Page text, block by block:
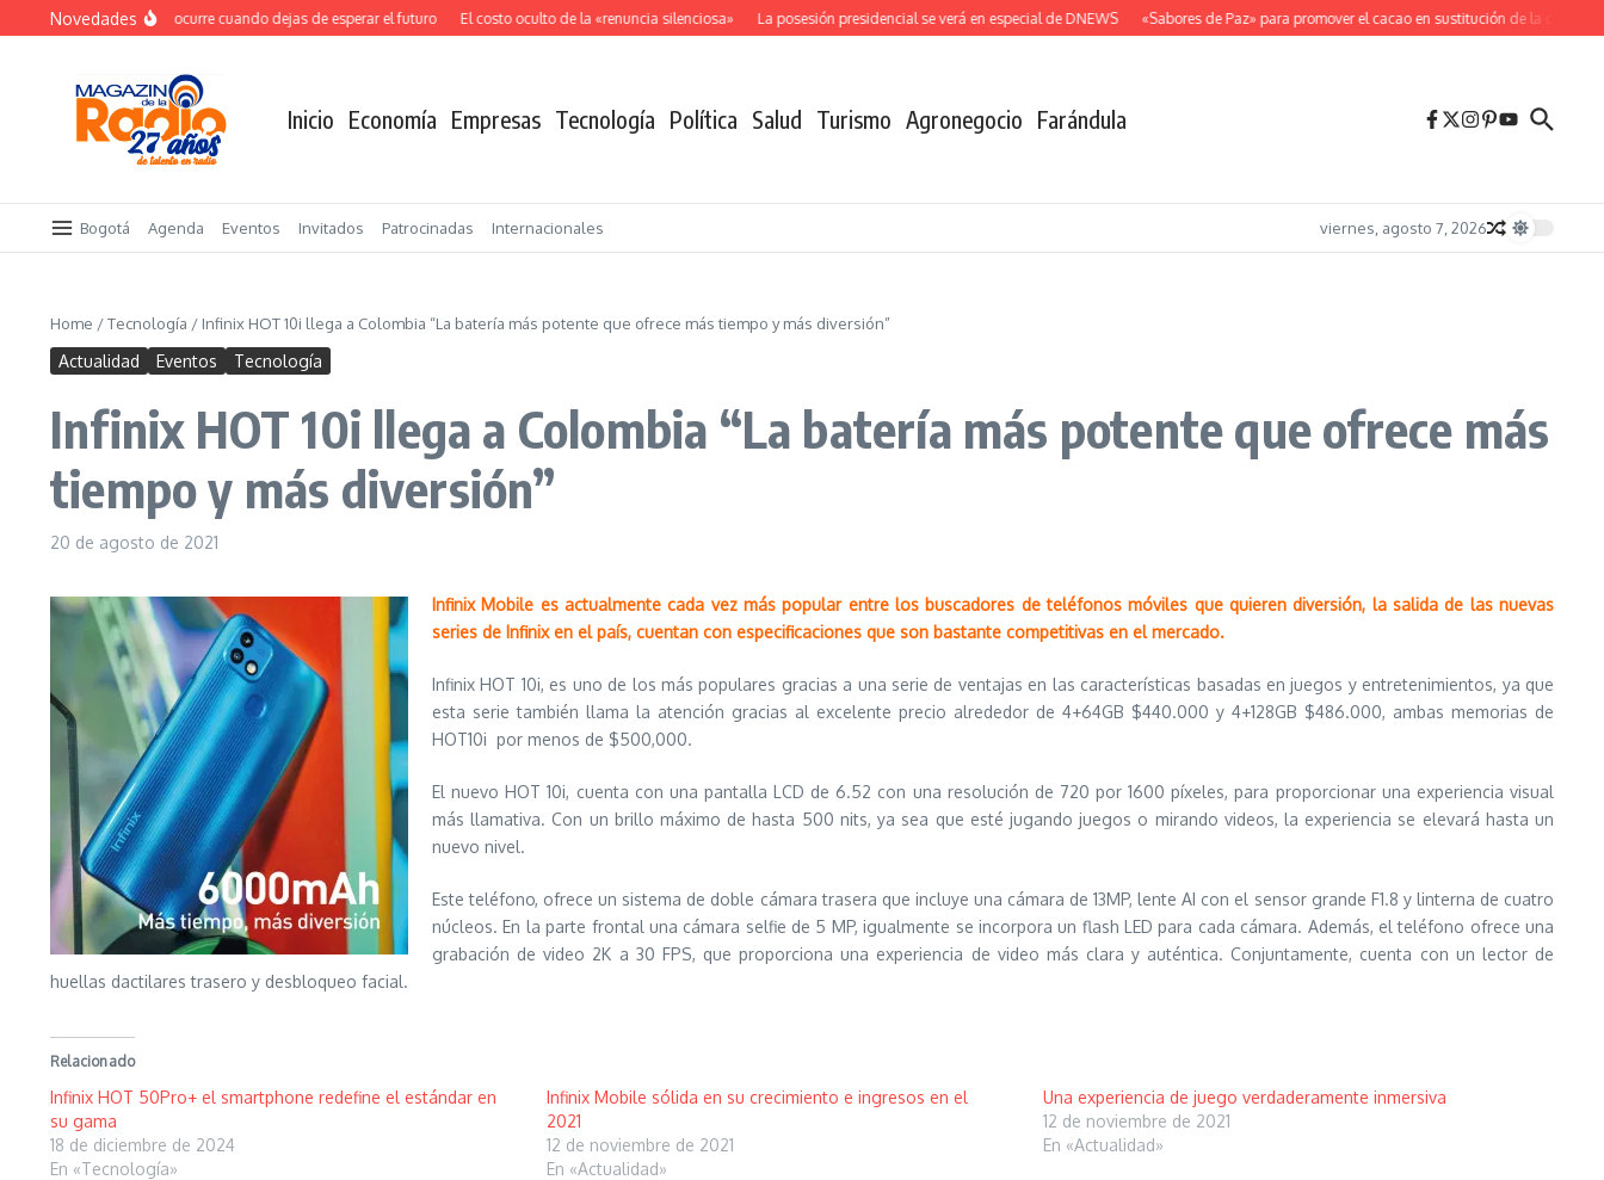
Saltar al contenido
Novedades
El verdadero salto ocurre cuando dejas de esperar el futuro El costo oculto de la «renuncia silenciosa» La posesión presidencial se verá en especial de DNEWS «Sabores de Paz» para promover el cacao en sustitución de la coca
Inicio Economía Empresas Tecnología Política Salud Turismo Agronegocio Farándula
Bogotá Agenda Eventos Invitados Patrocinadas Internacionales viernes, agosto 7, 2026
Home /Tecnología / Infinix HOT 10i llega a Colombia “La batería más potente que ofrece más tiempo y más diversión”
Actualidad Eventos Tecnología
Infinix HOT 10i llega a Colombia “La batería más potente que ofrece más
tiempo y más diversión”
20 de agosto de 2021
Infinix Mobile es actualmente cada vez más popular entre los buscadores de teléfonos móviles que quieren diversión, la salida de las nuevas
series de Infinix en el país, cuentan con especificaciones que son bastante competitivas en el mercado.
Infinix HOT 10i, es uno de los más populares gracias a una serie de ventajas en las características basadas en juegos y entretenimientos, ya que
esta serie también llama la atención gracias al excelente precio alrededor de 4+64GB $440.000 y 4+128GB $486.000, ambas memorias de
HOT10i por menos de $500,000.
El nuevo HOT 10i, cuenta con una pantalla LCD de 6.52 con una resolución de 720 por 1600 píxeles, para proporcionar una experiencia visual
más llamativa. Con un brillo máximo de hasta 500 nits, ya sea que esté jugando juegos o mirando videos, la experiencia se elevará hasta un
nuevo nivel.
Este teléfono, ofrece un sistema de doble cámara trasera que incluye una cámara de 13MP, lente AI con el sensor grande F1.8 y linterna de cuatro
núcleos. En la parte frontal una cámara selfie de 5 MP, igualmente se incorpora un flash LED para cada cámara. Además, el teléfono ofrece una
grabación de video 2K a 30 FPS, que proporciona una experiencia de video más clara y auténtica. Conjuntamente, cuenta con un lector de
huellas dactilares trasero y desbloqueo facial.
Relacionado
Infinix HOT 50Pro+ el smartphone redefine el estándar en
su gama
18 de diciembre de 2024
En «Tecnología»
Infinix Mobile sólida en su crecimiento e ingresos en el
2021
12 de noviembre de 2021
En «Actualidad»
Una experiencia de juego verdaderamente inmersiva
12 de noviembre de 2021
En «Actualidad»